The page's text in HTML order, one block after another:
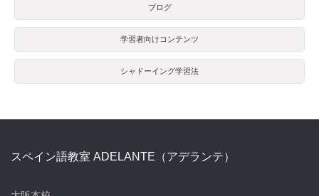
ブログ
学習者向けコンテンツ
シャドーイング学習法
スペイン語教室 ADELANTE（アデランテ）